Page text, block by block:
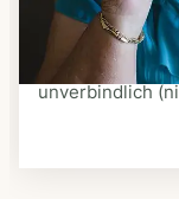
Ein Kurier
vereinbarten
Anbietern
unverbindlich